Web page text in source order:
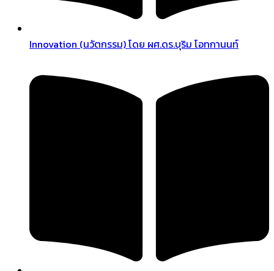
Innovation (นวัตกรรม) โดย ผศ.ดร.บุริม โอทกานนท์